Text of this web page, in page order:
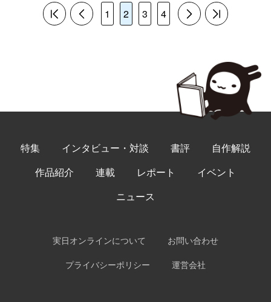
1 2 3 4
特集 インタビュー・対談 書評
自作解説
作品紹介
連載 レポート
イベント
ニュース
実日オンラインについて
お問い合わせ
プライバシーポリシー
運営会社